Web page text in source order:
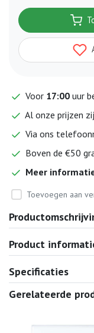
Voor 17:00 uur
Al onze prijzen
Via ons
Boven de €50
Meer
Toevoegen aan
Product
Specificaties
Gerelateerde